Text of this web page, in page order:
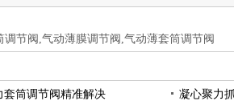
调节阀,气动薄膜调节阀,气动薄套筒调节阀
筒调节阀精准解决
凝心聚力